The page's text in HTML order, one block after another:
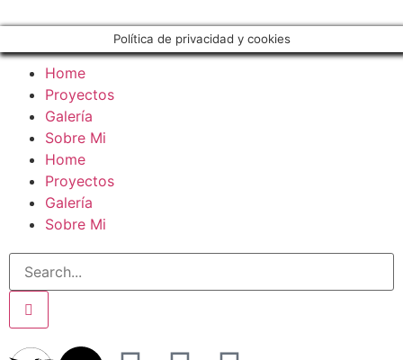
Política de privacidad y cookies
Home
Proyectos
Galería
Sobre Mi
Home
Proyectos
Galería
Sobre Mi